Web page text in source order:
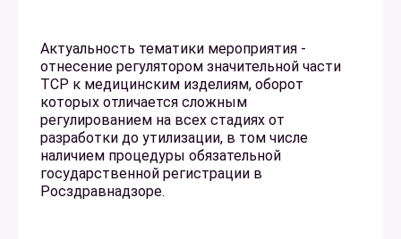
Актуальность тематики мероприятия -
отнесение регулятором значительной части
ТСР к медицинским изделиям, оборот
которых отличается сложным
регулированием на всех стадиях от
разработки до утилизации, в том числе
наличием процедуры обязательной
государственной регистрации в
Росздравнадзоре.